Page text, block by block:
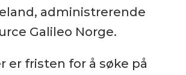
administrerende
Galileo Norge.
er fristen for å søke på